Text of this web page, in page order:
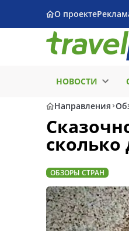
О проекте
НОВОСТИ
Направления
сколько
ОБЗОРЫ СТРАН